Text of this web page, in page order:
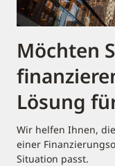
Möchten
Lösung
Wir helfen Ihnen,
einer
Situation passt.